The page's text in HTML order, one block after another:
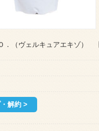
．（ヴェルキュアエキゾ）
解約 >